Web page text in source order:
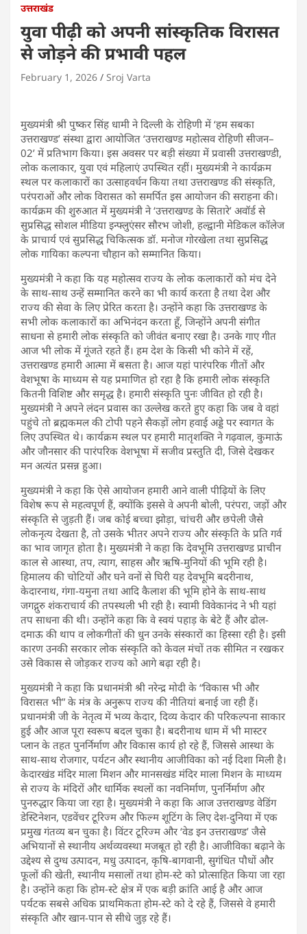
उत्तराखंड
युवा पीढ़ी को अपनी सांस्कृतिक विरासत
से जोड़ने की प्रभावी पहल
February 1, 2026 Sroj Varta
मुख्यमंत्री श्री पुष्कर सिंह धामी ने दिल्ली के रोहिणी में ‘हम सबका
उत्तराखण्ड’ संस्था द्वारा आयोजित ‘उत्तराखण्ड महोत्सव रोहिणी सीजन–
02’ में प्रतिभाग किया। इस अवसर पर बड़ी संख्या में प्रवासी उत्तराखण्डी,
लोक कलाकार, युवा एवं महिलाएं उपस्थित रहीं। मुख्यमंत्री ने कार्यक्रम
स्थल पर कलाकारों का उत्साहवर्धन किया तथा उत्तराखण्ड की संस्कृति,
परंपराओं और लोक विरासत को समर्पित इस आयोजन की सराहना की।
कार्यक्रम की शुरुआत में मुख्यमंत्री ने ‘उत्तराखण्ड के सितारे’ अवॉर्ड से
सुप्रसिद्ध सोशल मीडिया इन्फ्लुएंसर सौरभ जोशी, हल्द्वानी मेडिकल कॉलेज
के प्राचार्य एवं सुप्रसिद्ध चिकित्सक डॉ. मनोज गोरखेला तथा सुप्रसिद्ध
लोक गायिका कल्पना चौहान को सम्मानित किया।
मुख्यमंत्री ने कहा कि यह महोत्सव राज्य के लोक कलाकारों को मंच देने
के साथ-साथ उन्हें सम्मानित करने का भी कार्य करता है तथा देश और
राज्य की सेवा के लिए प्रेरित करता है। उन्होंने कहा कि उत्तराखण्ड के
सभी लोक कलाकारों का अभिनंदन करता हूँ, जिन्होंने अपनी संगीत
साधना से हमारी लोक संस्कृति को जीवंत बनाए रखा है। उनके गाए गीत
आज भी लोक में गूंजते रहते हैं। हम देश के किसी भी कोने में रहें,
उत्तराखण्ड हमारी आत्मा में बसता है। आज यहां पारंपरिक गीतों और
वेशभूषा के माध्यम से यह प्रमाणित हो रहा है कि हमारी लोक संस्कृति
कितनी विशिष्ट और समृद्ध है। हमारी संस्कृति पुनः जीवित हो रही है।
मुख्यमंत्री ने अपने लंदन प्रवास का उल्लेख करते हुए कहा कि जब वे वहां
पहुंचे तो ब्रह्मकमल की टोपी पहने सैकड़ों लोग हवाई अड्डे पर स्वागत के
लिए उपस्थित थे। कार्यक्रम स्थल पर हमारी मातृशक्ति ने गढ़वाल, कुमाऊं
और जौनसार की पारंपरिक वेशभूषा में सजीव प्रस्तुति दी, जिसे देखकर
मन अत्यंत प्रसन्न हुआ।
मुख्यमंत्री ने कहा कि ऐसे आयोजन हमारी आने वाली पीढ़ियों के लिए
विशेष रूप से महत्वपूर्ण हैं, क्योंकि इससे वे अपनी बोली, परंपरा, जड़ों और
संस्कृति से जुड़ती हैं। जब कोई बच्चा झोड़ा, चांचरी और छपेली जैसे
लोकनृत्य देखता है, तो उसके भीतर अपने राज्य और संस्कृति के प्रति गर्व
का भाव जागृत होता है। मुख्यमंत्री ने कहा कि देवभूमि उत्तराखण्ड प्राचीन
काल से आस्था, तप, त्याग, साहस और ऋषि-मुनियों की भूमि रही है।
हिमालय की चोटियों और घने वनों से घिरी यह देवभूमि बदरीनाथ,
केदारनाथ, गंगा-यमुना तथा आदि कैलाश की भूमि होने के साथ-साथ
जगद्गुरु शंकराचार्य की तपस्थली भी रही है। स्वामी विवेकानंद ने भी यहां
तप साधना की थी। उन्होंने कहा कि वे स्वयं पहाड़ के बेटे हैं और ढोल-
दमाऊ की थाप व लोकगीतों की धुन उनके संस्कारों का हिस्सा रही है। इसी
कारण उनकी सरकार लोक संस्कृति को केवल मंचों तक सीमित न रखकर
उसे विकास से जोड़कर राज्य को आगे बढ़ा रही है।
मुख्यमंत्री ने कहा कि प्रधानमंत्री श्री नरेन्द्र मोदी के “विकास भी और
विरासत भी” के मंत्र के अनुरूप राज्य की नीतियां बनाई जा रही हैं।
प्रधानमंत्री जी के नेतृत्व में भव्य केदार, दिव्य केदार की परिकल्पना साकार
हुई और आज पूरा स्वरूप बदल चुका है। बदरीनाथ धाम में भी मास्टर
प्लान के तहत पुनर्निर्माण और विकास कार्य हो रहे हैं, जिससे आस्था के
साथ-साथ रोजगार, पर्यटन और स्थानीय आजीविका को नई दिशा मिली है।
केदारखंड मंदिर माला मिशन और मानसखंड मंदिर माला मिशन के माध्यम
से राज्य के मंदिरों और धार्मिक स्थलों का नवनिर्माण, पुनर्निर्माण और
पुनरुद्धार किया जा रहा है। मुख्यमंत्री ने कहा कि आज उत्तराखण्ड वेडिंग
डेस्टिनेशन, एडवेंचर टूरिज्म और फिल्म शूटिंग के लिए देश-दुनिया में एक
प्रमुख गंतव्य बन चुका है। विंटर टूरिज्म और ‘वेड इन उत्तराखण्ड’ जैसे
अभियानों से स्थानीय अर्थव्यवस्था मजबूत हो रही है। आजीविका बढ़ाने के
उद्देश्य से दुग्ध उत्पादन, मधु उत्पादन, कृषि-बागवानी, सुगंधित पौधों और
फूलों की खेती, स्थानीय मसालों तथा होम-स्टे को प्रोत्साहित किया जा रहा
है। उन्होंने कहा कि होम-स्टे क्षेत्र में एक बड़ी क्रांति आई है और आज
पर्यटक सबसे अधिक प्राथमिकता होम-स्टे को दे रहे हैं, जिससे वे हमारी
संस्कृति और खान-पान से सीधे जुड़ रहे हैं।